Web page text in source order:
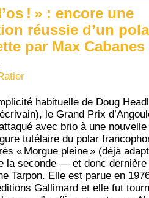
! » : encore une
réussie d’un
par Max Cabanes
habituelle de Doug
le Grand Prix
avec brio à une
tutélaire du polar
« Morgue pleine » (déjà
la seconde — et donc
Tarpon. Elle est parue en
Gallimard et elle fut